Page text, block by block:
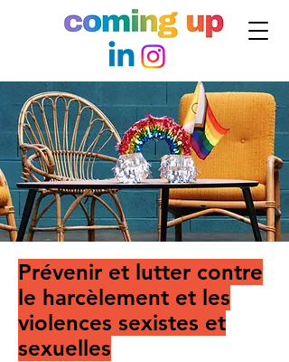
Prévenir et lutter contre
le harcèlement et les
violences sexistes et
sexuelles